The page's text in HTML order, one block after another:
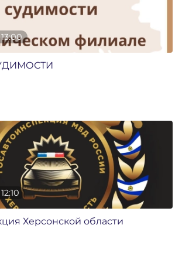
13:00
12:10
Херсонской области